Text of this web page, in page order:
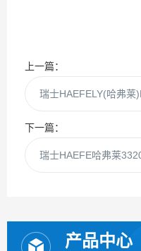
上一篇：
瑞士HAEFELY(哈弗莱
下一篇：
瑞士HAEFE哈弗莱
产品中心